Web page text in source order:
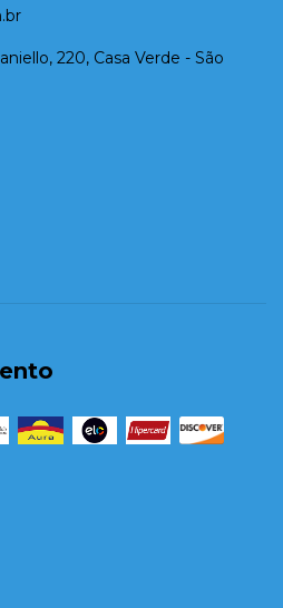
220, Casa Verde - São